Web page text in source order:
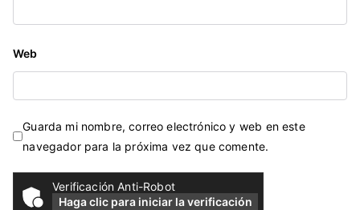
Web
Guarda mi nombre, correo electrónico y web en este
navegador para la próxima vez que comente.
Verificación Anti-Robot
Haga clic para iniciar la verificación